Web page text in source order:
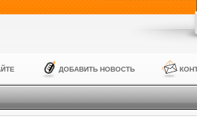
ДОБАВИТЬ НОВОСТЬ